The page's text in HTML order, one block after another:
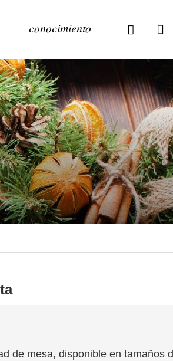
conocimiento
de mesa, disponible en tamaños